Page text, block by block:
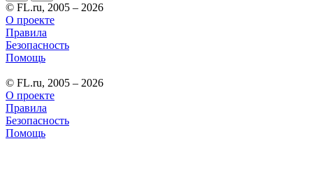
© FL.ru, 2005 – 2026
О проекте
Правила
Безопасность
Помощь
© FL.ru, 2005 – 2026
О проекте
Правила
Безопасность
Помощь